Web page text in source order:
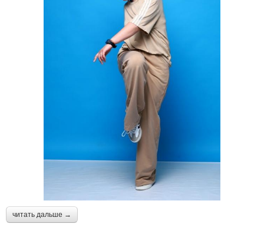
читать дальше →